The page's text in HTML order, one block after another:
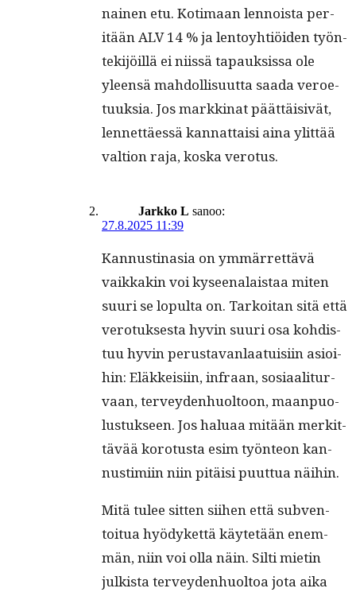
nainen etu. Koti­maan lennoista per­
itään ALV 14 % ja lentoy­htiöi­den työn­
tek­i­jöil­lä ei niis­sä tapauk­sis­sa ole
yleen­sä mah­dol­lisu­ut­ta saa­da veroe­
tuuk­sia. Jos markki­nat päät­täi­sivät,
lennet­täessä kan­nat­taisi aina ylit­tää
val­tion raja, kos­ka verotus.
Jarkko L sanoo:
27.8.2025 11:39
Kan­nusti­na­sia on ymmär­ret­tävä
vaikkakin voi kyseenalais­taa miten
suuri se lop­ul­ta on. Tarkoi­tan sitä että
vero­tuk­ses­ta hyvin suuri osa kohdis­
tuu hyvin perus­ta­van­laa­tu­isi­in asioi­
hin: Eläkkeisi­in, infraan, sosi­aal­i­tur­
vaan, ter­vey­den­huoltoon, maan­puo­
lus­tuk­seen. Jos halu­aa mitään merkit­
tävää koro­tus­ta esim työn­teon kan­
nus­timi­in niin pitäisi puut­tua näihin.
Mitä tulee sit­ten siihen että sub­ven­
toitua hyödyket­tä käytetään enem­
män, niin voi olla näin. Silti mietin
julk­ista ter­vey­den­huoltoa jota aika